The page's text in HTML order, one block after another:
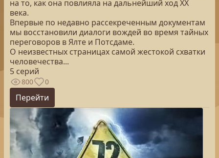
на то, как она повлияла на дальнейший ход XX
века.
Впервые по недавно рассекреченным документам
мы восстановили диалоги вождей во время тайных
переговоров в Ялте и Потсдаме.
О неизвестных страницах самой жестокой схватки
человечества...
5 серий
800 0
Перейти